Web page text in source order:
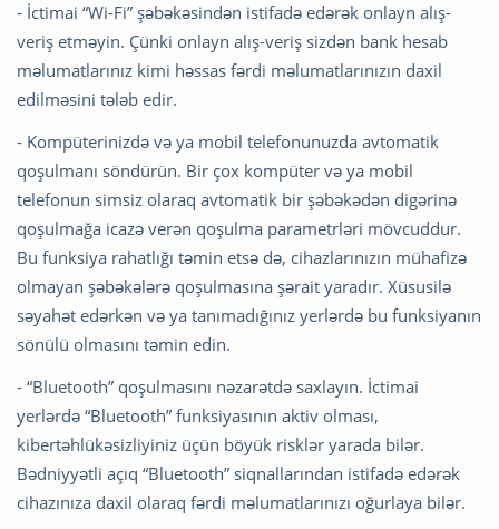
- İctimai “Wi-Fi” şəbəkəsindən istifadə edərək onlayn alış-
veriş etməyin. Çünki onlayn alış-veriş sizdən bank hesab
məlumatlarınız kimi həssas fərdi məlumatlarınızın daxil
edilməsini tələb edir.
- Kompüterinizdə və ya mobil telefonunuzda avtomatik
qoşulmanı söndürün. Bir çox kompüter və ya mobil
telefonun simsiz olaraq avtomatik bir şəbəkədən digərinə
qoşulmağa icazə verən qoşulma parametrləri mövcuddur.
Bu funksiya rahatlığı təmin etsə də, cihazlarınızın mühafizə
olmayan şəbəkələrə qoşulmasına şərait yaradır. Xüsusilə
səyahət edərkən və ya tanımadığınız yerlərdə bu funksiyanın
sönülü olmasını təmin edin.
- “Bluetooth” qoşulmasını nəzarətdə saxlayın. İctimai
yerlərdə “Bluetooth” funksiyasının aktiv olması,
kibertəhlükəsizliyiniz üçün böyük risklər yarada bilər.
Bədniyyətli açıq “Bluetooth” siqnallarından istifadə edərək
cihazınıza daxil olaraq fərdi məlumatlarınızı oğurlaya bilər.